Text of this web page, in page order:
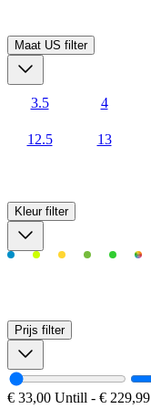
Maat US filter
3.5 4
12.5 13
Kleur filter
Prijs filter
€ 33,00 Untill - € 229,99